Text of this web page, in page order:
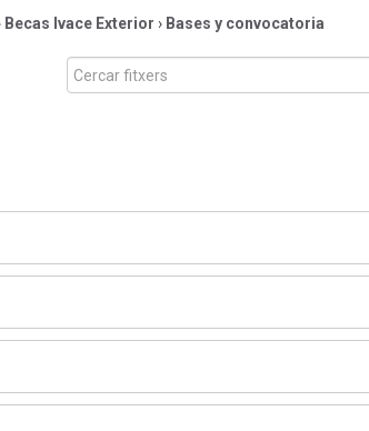
Becas Ivace Exterior › Bases y convocatoria